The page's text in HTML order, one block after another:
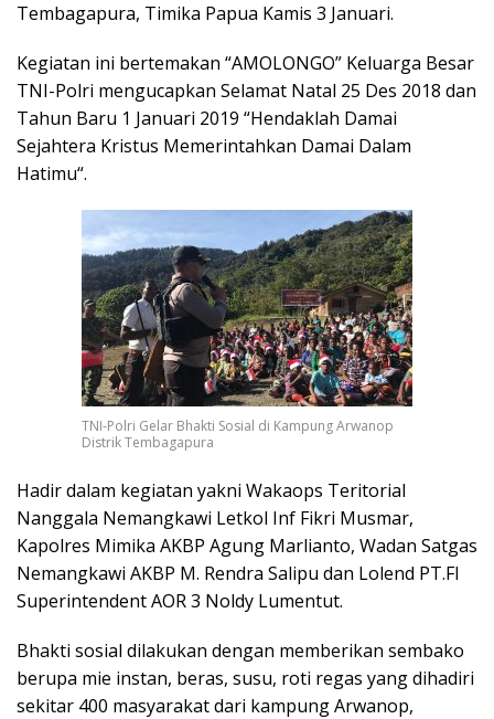
Tembagapura, Timika Papua Kamis 3 Januari.
Kegiatan ini bertemakan “AMOLONGO” Keluarga Besar
TNI-Polri mengucapkan Selamat Natal 25 Des 2018 dan
Tahun Baru 1 Januari 2019 “Hendaklah Damai
Sejahtera Kristus Memerintahkan Damai Dalam
Hatimu“.
TNI-Polri Gelar Bhakti Sosial di Kampung Arwanop
Distrik Tembagapura
Hadir dalam kegiatan yakni Wakaops Teritorial
Nanggala Nemangkawi Letkol Inf Fikri Musmar,
Kapolres Mimika AKBP Agung Marlianto, Wadan Satgas
Nemangkawi AKBP M. Rendra Salipu dan Lolend PT.FI
Superintendent AOR 3 Noldy Lumentut.
Bhakti sosial dilakukan dengan memberikan sembako
berupa mie instan, beras, susu, roti regas yang dihadiri
sekitar 400 masyarakat dari kampung Arwanop,